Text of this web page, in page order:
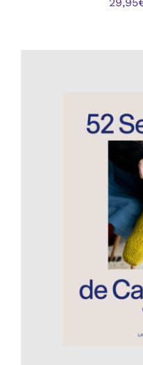
AÑADIR